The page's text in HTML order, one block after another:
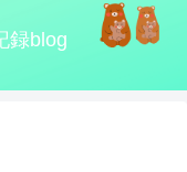
録blog